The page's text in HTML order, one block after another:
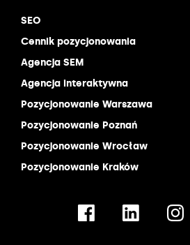
SEO
Cennik pozycjonowania
Agencja SEM
Agencja interaktywna
Pozycjonowanie Warszawa
Pozycjonowanie Poznań
Pozycjonowanie Wrocław
Pozycjonowanie Kraków